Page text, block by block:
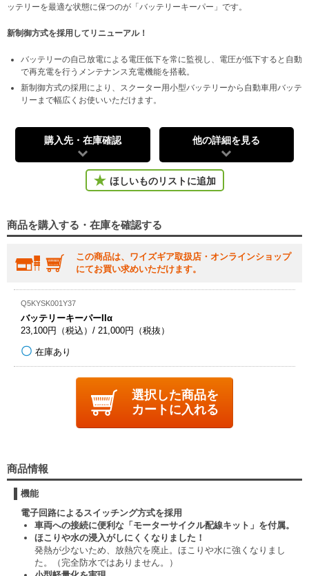
ッテリーを最適な状態に保つのが「バッテリーキーパー」です。
新制御方式を採用してリニューアル！
バッテリーの自己放電による電圧低下を常に監視し、電圧が低下すると自動
で再充電を行うメンテナンス充電機能を搭載。
新制御方式の採用により、スクーター用小型バッテリーから自動車用バッテ
リーまで幅広くお使いいただけます。
購入先・在庫確認 他の詳細を見る
ほしいものリストに追加
商品を購入する・在庫を確認する
この商品は、ワイズギア取扱店・オンラインショップ
にてお買い求めいただけます。
Q5KYSK001Y37
バッテリーキーパーIIα
23,100円（税込）/ 21,000円（税抜）
在庫あり
選択した商品を
カートに入れる
商品情報
機能
電子回路によるスイッチング方式を採用
車両への接続に便利な「モーターサイクル配線キット」を付属。
ほこりや水の浸入がしにくくなりました！
発熱が少ないため、放熱穴を廃止。ほこりや水に強くなりまし
た。
（完全防水ではありません。）